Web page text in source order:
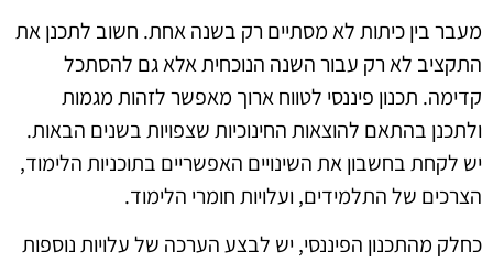
מעבר בין כיתות לא מסתיים רק בשנה אחת. חשוב לתכנן את
התקציב לא רק עבור השנה הנוכחית אלא גם להסתכל
קדימה. תכנון פיננסי לטווח ארוך מאפשר לזהות מגמות
ולתכנן בהתאם להוצאות החינוכיות שצפויות בשנים הבאות.
יש לקחת בחשבון את השינויים האפשריים בתוכניות הלימוד,
הצרכים של התלמידים, ועלויות חומרי הלימוד.
כחלק מהתכנון הפיננסי, יש לבצע הערכה של עלויות נוספות